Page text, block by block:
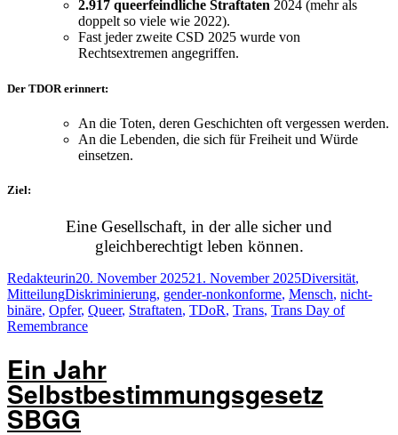
2.917 queerfeindliche Straftaten 2024 (mehr als
doppelt so viele wie 2022).
Fast jeder zweite CSD 2025 wurde von
Rechtsextremen angegriffen.
Der TDOR erinnert:
An die Toten, deren Geschichten oft vergessen werden.
An die Lebenden, die sich für Freiheit und Würde
einsetzen.
Ziel:
Eine Gesellschaft, in der alle sicher und
gleichberechtigt leben können.
Autor
RedakteurinVeröffentlicht
am
20. November 202521. November 2025Kategorien
Diversität,
MitteilungSchlagwörter
Diskriminierung, gender-nonkonforme, Mensch, nicht-
binäre, Opfer, Queer, Straftaten, TDoR, Trans, Trans Day of
Remembrance
Ein Jahr
Selbstbestimmungsgesetz
SBGG